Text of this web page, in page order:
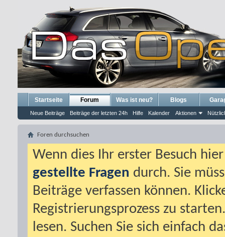
Startseite Forum
Neue Beiträge Beiträge der letzten 24h Hilfe Kalender Aktionen
Was ist neu? Blogs
Foren durchsuchen
Wenn dies Ihr erster Besuch
gestellte Fragen durch. Sie
Beiträge verfassen können.
Registrierungsprozess zu
lesen. Suchen Sie sich einfach